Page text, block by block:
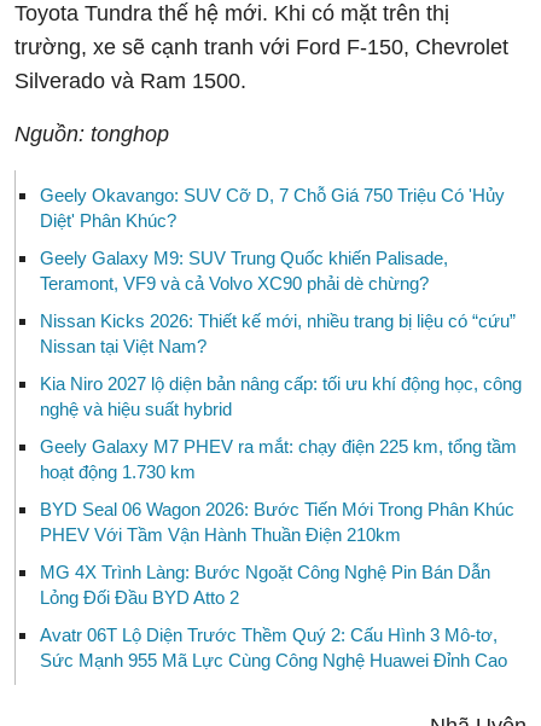
Toyota Tundra thế hệ mới. Khi có mặt trên thị
trường, xe sẽ cạnh tranh với Ford F-150, Chevrolet
Silverado và Ram 1500.
Nguồn: tonghop
Geely Okavango: SUV Cỡ D, 7 Chỗ Giá 750 Triệu Có 'Hủy
Diệt' Phân Khúc?
Geely Galaxy M9: SUV Trung Quốc khiến Palisade,
Teramont, VF9 và cả Volvo XC90 phải dè chừng?
Nissan Kicks 2026: Thiết kế mới, nhiều trang bị liệu có “cứu”
Nissan tại Việt Nam?
Kia Niro 2027 lộ diện bản nâng cấp: tối ưu khí động học, công
nghệ và hiệu suất hybrid
Geely Galaxy M7 PHEV ra mắt: chạy điện 225 km, tổng tầm
hoạt động 1.730 km
BYD Seal 06 Wagon 2026: Bước Tiến Mới Trong Phân Khúc
PHEV Với Tầm Vận Hành Thuần Điện 210km
MG 4X Trình Làng: Bước Ngoặt Công Nghệ Pin Bán Dẫn
Lỏng Đối Đầu BYD Atto 2
Avatr 06T Lộ Diện Trước Thềm Quý 2: Cấu Hình 3 Mô-tơ,
Sức Mạnh 955 Mã Lực Cùng Công Nghệ Huawei Đỉnh Cao